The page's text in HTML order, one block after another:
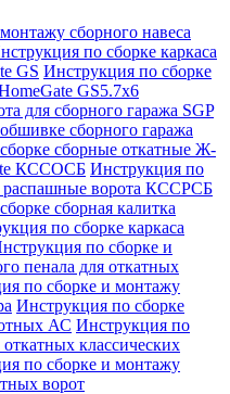
сборного навеса
по сборке каркаса
GS Инструкция по сборке
GS5.7x6
для сборного гаража SGP
сборного гаража
сборные откатные Ж-
КССОСБ Инструкция по
распашные ворота КССРСБ
сборная калитка
по сборке каркаса
по сборке и
пенала для откатных
по сборке и монтажу
Инструкция по сборке
АС Инструкция по
классических
по сборке и монтажу
ворот